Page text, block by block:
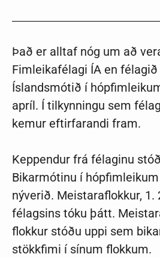
Það er alltaf nóg um að
Fimleikafélagi ÍA en
Íslandsmótið í
apríl. Í tilkynningu sem
kemur eftirfarandi fram.
Keppendur frá félaginu
Bikarmótinu í
nýverið. Meistaraflokkur, 1.
félagsins tóku þátt.
flokkur stóðu uppi sem
stökkfimi í sínum flokkum.